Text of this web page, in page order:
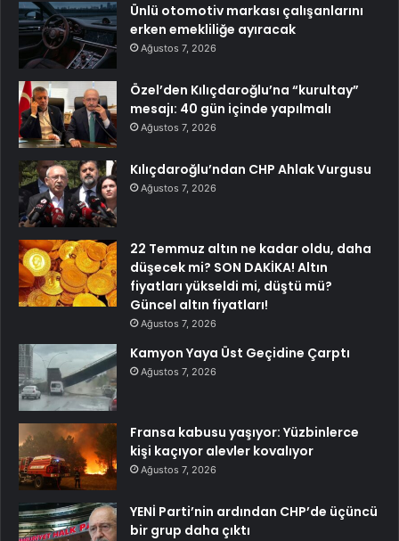
Ünlü otomotiv markası çalışanlarını
erken emekliliğe ayıracak
Ağustos 7, 2026
Özel’den Kılıçdaroğlu’na “kurultay”
mesajı: 40 gün içinde yapılmalı
Ağustos 7, 2026
Kılıçdaroğlu’ndan CHP Ahlak Vurgusu
Ağustos 7, 2026
22 Temmuz altın ne kadar oldu, daha
düşecek mi? SON DAKİKA! Altın
fiyatları yükseldi mi, düştü mü?
Güncel altın fiyatları!
Ağustos 7, 2026
Kamyon Yaya Üst Geçidine Çarptı
Ağustos 7, 2026
Fransa kabusu yaşıyor: Yüzbinlerce
kişi kaçıyor alevler kovalıyor
Ağustos 7, 2026
YENİ Parti’nin ardından CHP’de üçüncü
bir grup daha çıktı